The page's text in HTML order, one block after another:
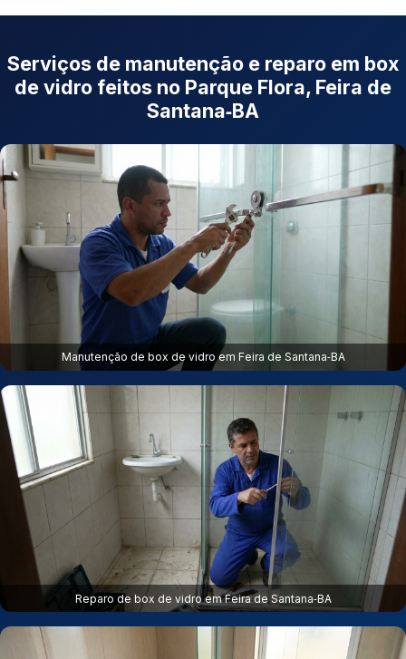
Serviços de manutenção e reparo em box
de vidro feitos no Parque Flora, Feira de
Santana‑BA
Manutenção de box de vidro em Feira de Santana‑BA
Reparo de box de vidro em Feira de Santana‑BA